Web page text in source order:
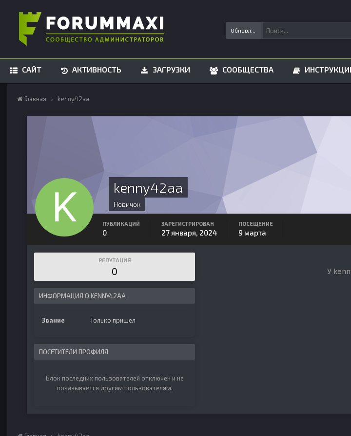
САЙТ АКТИВНОСТЬ ЗАГРУЗКИ СООБЩЕСТВА
Главная kenny42aa
kenny42aa
Новичок
ПУБЛИКАЦИЙ
0
ЗАРЕГИСТРИРОВАН
27 января, 2024
ПОСЕЩЕНИЕ
9 марта
РЕПУТАЦИЯ
0
ИНФОРМАЦИЯ О KENNY42AA
Звание Только пришел
ПОСЕТИТЕЛИ ПРОФИЛЯ
Блок последних пользователей отключён и не
показывается другим пользователям.
У